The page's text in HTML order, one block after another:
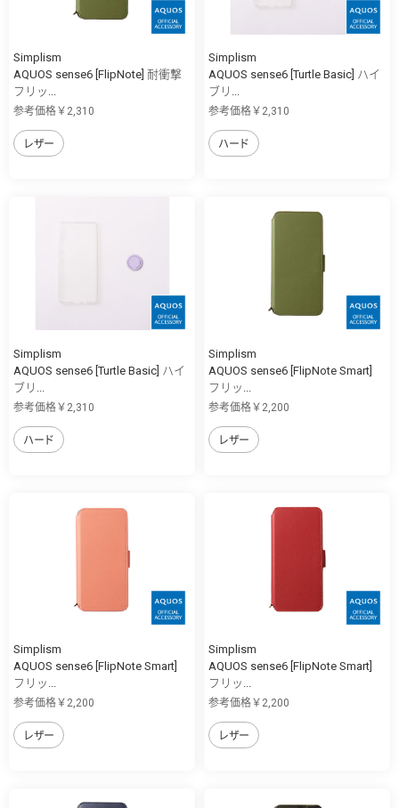
Simplism
AQUOS sense6 [FlipNote] 耐衝撃
フリッ...
参考価格￥2,310
レザー
Simplism
AQUOS sense6 [Turtle Basic] ハイ
ブリ...
参考価格￥2,310
ハード
Simplism
AQUOS sense6 [Turtle Basic] ハイ
ブリ...
参考価格￥2,310
ハード
Simplism
AQUOS sense6 [FlipNote Smart]
フリッ...
参考価格￥2,200
レザー
Simplism
AQUOS sense6 [FlipNote Smart]
フリッ...
参考価格￥2,200
レザー
Simplism
AQUOS sense6 [FlipNote Smart]
フリッ...
参考価格￥2,200
レザー